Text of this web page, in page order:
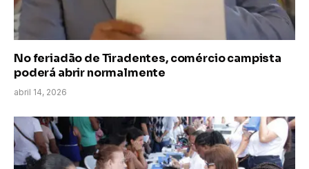
No feriadão de Tiradentes, comércio campista
poderá abrir normalmente
abril 14, 2026